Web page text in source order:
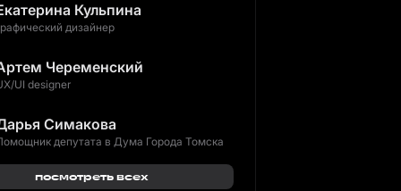
Кульпина
дизайнер
Череменский
UI designer
Симакова
депутата в Дума Города Томска
посмотреть всех